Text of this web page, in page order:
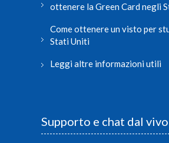
ottenere la Green Card negli
Come ottenere un visto per
Stati Uniti
Leggi altre informazioni utili
Supporto e chat dal vivo